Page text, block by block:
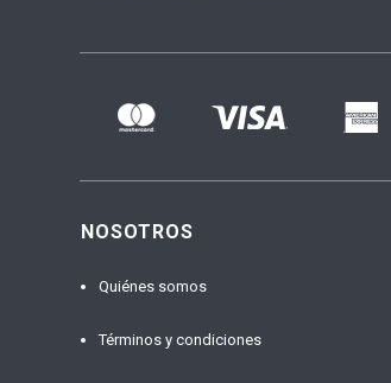
NOSOTROS
Quiénes somos
Términos y condiciones